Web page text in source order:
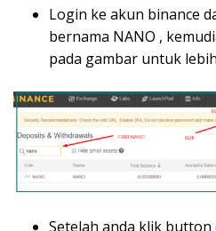
Login ke akun binance
bernama NANO ,
pada gambar untuk
Setelah anda klik